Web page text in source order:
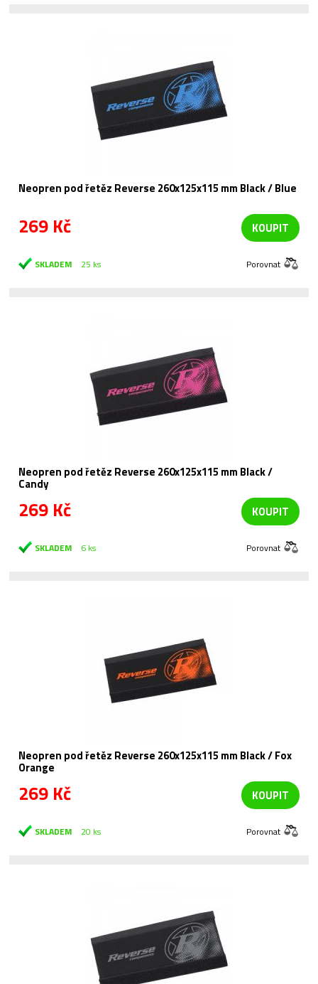
Neopren pod řetěz Reverse 260x125x115 mm Black / Blue
269 Kč KOUPIT
SKLADEM 25 ks Porovnat
Neopren pod řetěz Reverse 260x125x115 mm Black /
Candy
269 Kč KOUPIT
SKLADEM 6 ks Porovnat
Neopren pod řetěz Reverse 260x125x115 mm Black / Fox
Orange
269 Kč KOUPIT
SKLADEM 20 ks Porovnat